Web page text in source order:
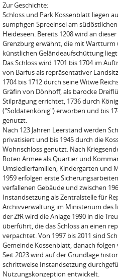
Zur Geschichte:
Schloss und Park Kossenblatt liegen
sumpfigen Spreeinsel am
Heideseen. Bereits 1208 wird an
Grenzburg erwähnt, die mit Wartturm
künstlichen Geländeaufschüttung
Das Schloss wird 1701 bis 1704 im
von Barfus als repräsentativer
1704 bis 1712 durch seine Witwe
Gräfin von Dönhoff, als barocke
Stilprägung errichtet, 1736 durch
("Soldatenkönig") erworben und bis
genutzt.
Nach 123 Jahren Leerstand werden
privatisiert und bis 1945 durch die
Wohnschloss genutzt. Nach
Roten Armee als Quartier und
Umsiedlerfamilien, Kindergarten und
1959 erfolgen erste
verfallenen Gebäude und zwischen
Instandsetzung als Zentralstelle für
Archivverwaltung im Ministerium des
der ZfR wird die Anlage 1990 in die
überführt, die das Schloss an einen
verpachtet. Von 1997 bis 2011 sind
Gemeinde Kossenblatt, danach
Seit 2023 wird auf der Grundlage
schrittweise Instandsetzung
Nutzungskonzeption entwickelt.